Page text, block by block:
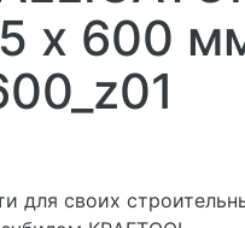
х 600
для своих